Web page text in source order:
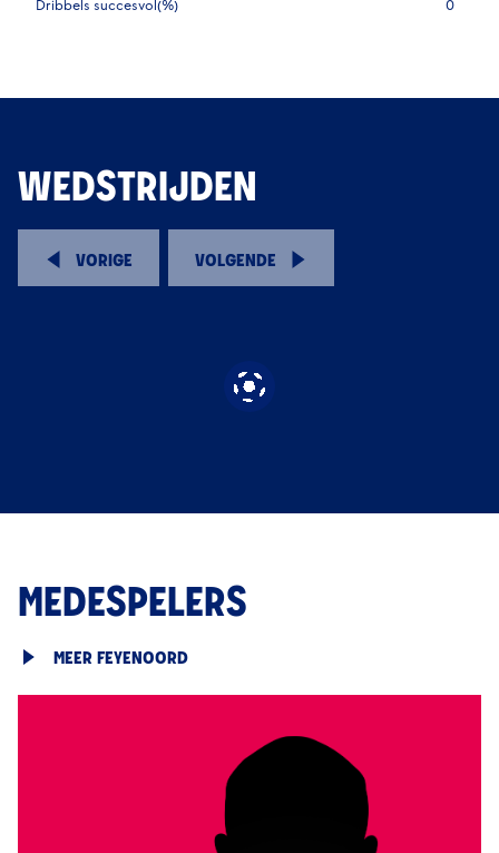
Dribbels succesvol(%) 0
WEDSTRIJDEN
VORIGE VOLGENDE
MEDESPELERS
MEER FEYENOORD